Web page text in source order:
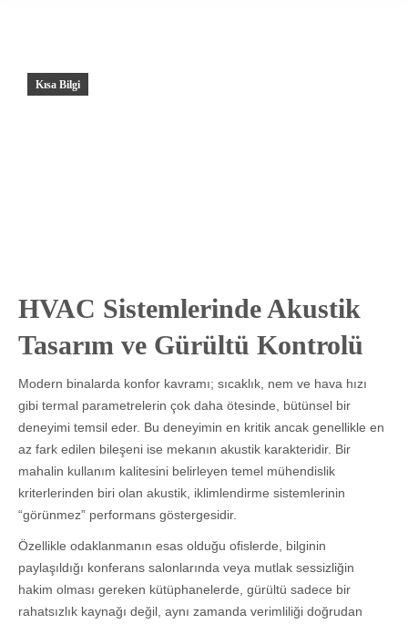
Kısa Bilgi
HVAC Sistemlerinde Akustik
Tasarım ve Gürültü Kontrolü
Modern binalarda konfor kavramı; sıcaklık, nem ve hava hızı
gibi termal parametrelerin çok daha ötesinde, bütünsel bir
deneyimi temsil eder. Bu deneyimin en kritik ancak genellikle en
az fark edilen bileşeni ise mekanın akustik karakteridir. Bir
mahalin kullanım kalitesini belirleyen temel mühendislik
kriterlerinden biri olan akustik, iklimlendirme sistemlerinin
“görünmez” performans göstergesidir.
Özellikle odaklanmanın esas olduğu ofislerde, bilginin
paylaşıldığı konferans salonlarında veya mutlak sessizliğin
hakim olması gereken kütüphanelerde, gürültü sadece bir
rahatsızlık kaynağı değil, aynı zamanda verimliliği doğrudan